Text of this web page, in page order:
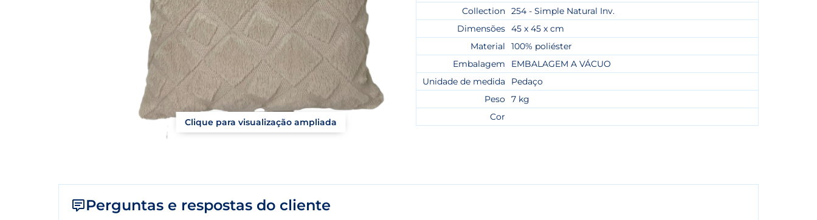
Clique para visualização ampliada
Collection 254 - Simple Natural Inv.
Dimensões 45 x 45 x cm
Material
100% poliéster
Embalagem
EMBALAGEM A VÁCUO
Unidade de medida
Pedaço
Peso 7 kg
Cor
Perguntas e respostas do cliente